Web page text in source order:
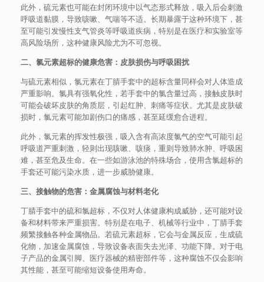
此外，硫元素也可能在封闭环境中以气态形式释放，吸入后会刺激
呼吸道黏膜，导致咳嗽、气喘等不适。长期暴露于这种环境下，甚
至可能引发慢性支气管炎等呼吸道疾病，特别是在医疗和实验室等
高风险场所，这种健康风险尤为不可忽视。
二、氯元素超标的健康危害：皮肤损伤与呼吸困扰
与硫元素相似，氯元素在丁腈手套中的超标含量同样会对人体造成
严重影响。氯具有强氧化性，若手套中的氯含量过高，接触皮肤时
可能会破坏皮肤的角质层，引起红肿、刺痛等症状。尤其是皮肤破
损时，氯元素可能加剧伤口的痛感，甚至延缓愈合进程。
此外，氯元素的挥发性极强，吸入含有高浓度氯气的空气可能引起
呼吸道严重刺激，轻则出现咳嗽、咳痰，重则导致肺水肿、呼吸困
难，甚至危及生命。在一些如游泳池的特殊场合，使用含氯超标的
手套还可能污染水质，进一步威胁健康。
三、接触物的危害：金属腐蚀与材料老化
丁腈手套中的硫和氯超标，不仅对人体健康构成威胁，还可能对设
备和材料带来严重损害。特别是在电子、机械等行业中，丁腈手套
频繁接触各种金属物品。若硫元素超标，它会与金属反应，生成硫
化物，加速金属腐蚀，导致设备表面失去光泽、功能下降。对于电
子产品的金属引脚、医疗器械的精密部件等，这种腐蚀不仅会影响
其性能，甚至可能缩短设备使用寿命。